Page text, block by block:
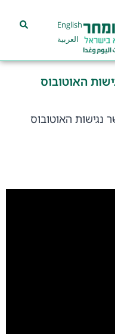
English
العربية
ערים 2014 – נגישות האוטובוס
האוטובוס